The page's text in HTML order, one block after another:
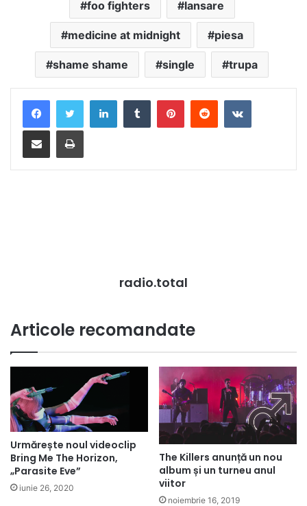
foo fighters lansare
medicine at midnight piesa
shame shame single trupa
LinkedInTumblrPinterestRedditVKontakte
Distribuie prin mail Tipărește
radio.total
Articole recomandate
Urmărește noul videoclip
Bring Me The Horizon,
„Parasite Eve”
iunie 26, 2020
The Killers anunță un nou
album și un turneu anul
viitor
noiembrie 16, 2019